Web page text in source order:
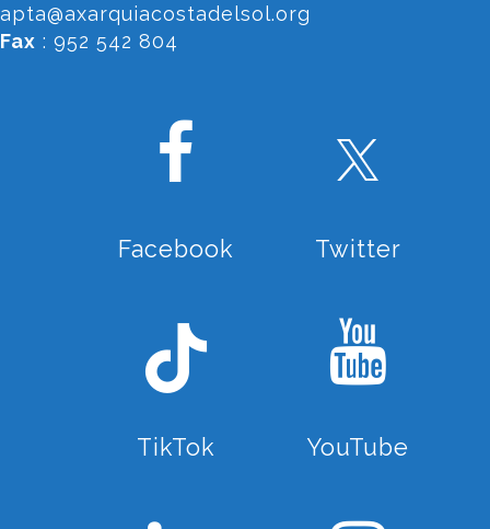
apta@axarquiacostadelsol.org
Fax : 952 542 804
Facebook Twitter
TikTok YouTube